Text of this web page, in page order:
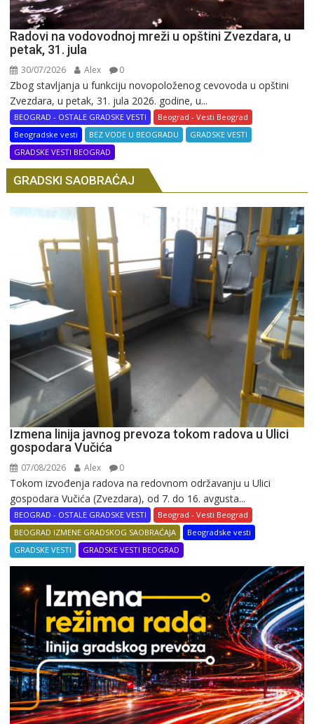
Radovi na vodovodnoj mreži u opštini Zvezdara, u
petak, 31. jula
30/07/2026 Alex 0
Zbog stavljanja u funkciju novopoloženog cevovoda u opštini
Zvezdara, u petak, 31. jula 2026. godine, u...
BEOGRAD - OSTALE GRADSKE VESTI
Beograd - Vesti Beograd
Beogradske vesti
BEZ VODE U BEOGRADU
GRADSKE VESTI
GRADSKE VESTI BEOGRAD
GRADSKI SAOBRAĆAJ
Izmena linija javnog prevoza tokom radova u Ulici
gospodara Vučića
07/08/2026 Alex 0
Tokom izvođenja radova na redovnom održavanju u Ulici
gospodara Vučića (Zvezdara), od 7. do 16. avgusta...
BEOGRAD - OSTALE GRADSKE VESTI
Beograd - Vesti Beograd
BEOGRAD IZMENE GRADSKOG SAOBRAĆAJA
Beogradske vesti
GRADSKE VESTI
GRADSKE VESTI BEOGRAD